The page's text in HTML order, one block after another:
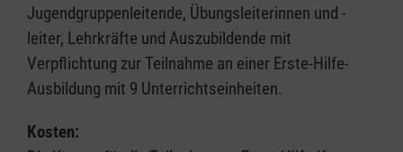
Jugendgruppenleitende, Übungsleiterinnen und -
leiter, Lehrkräfte und Auszubildende mit
Verpflichtung zur Teilnahme an einer Erste-Hilfe-
Ausbildung mit 9 Unterrichtseinheiten.
Kosten: